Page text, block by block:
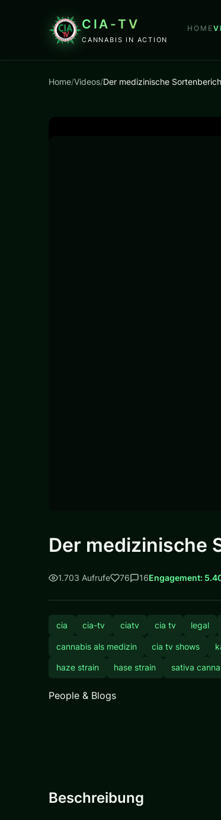
CIA-TV
CANNABIS IN ACTION
HOME
Home/Videos/Der medizinische
Der medizinische
1.703 Aufrufe 76 16Engagement:
cia cia-tv ciatv cia tv legal
cannabis als medizin cia tv shows
haze strain hase strain sativa
People & Blogs
Beschreibung